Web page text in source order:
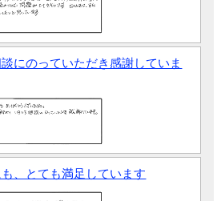
にのっていただき感謝していま
、とても満足しています